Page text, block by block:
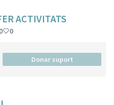
ACTIVITATS
0
Donar suport